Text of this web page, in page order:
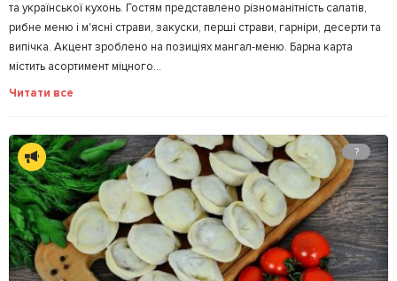
та української кухонь. Гостям представлено ​​різноманітність салатів,
рибне меню і м'ясні страви, закуски, перші страви, гарніри, десерти та
випічка. Акцент зроблено на позиціях мангал-меню. Барна карта
містить асортимент міцного...
Читати все
?